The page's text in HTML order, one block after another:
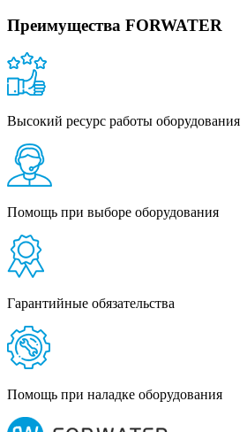
Преимущества FORWATER
Высокий ресурс работы оборудования
Помощь при выборе оборудования
Гарантийные обязательства
Помощь при наладке оборудования